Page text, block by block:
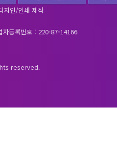
자인/인쇄 제작
자등록번호 : 220-87-14166
reserved.